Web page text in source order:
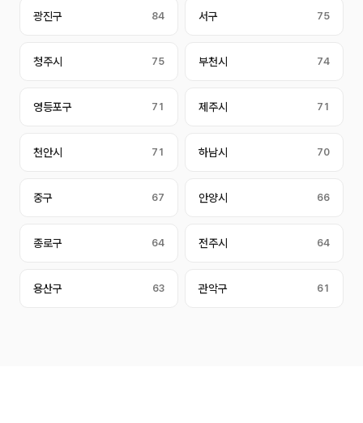
광진구 84 서구 75
청주시 75 부천시 74
영등포구 71 제주시 71
천안시 71 하남시 70
중구 67 안양시 66
종로구 64 전주시 64
용산구 63 관악구 61